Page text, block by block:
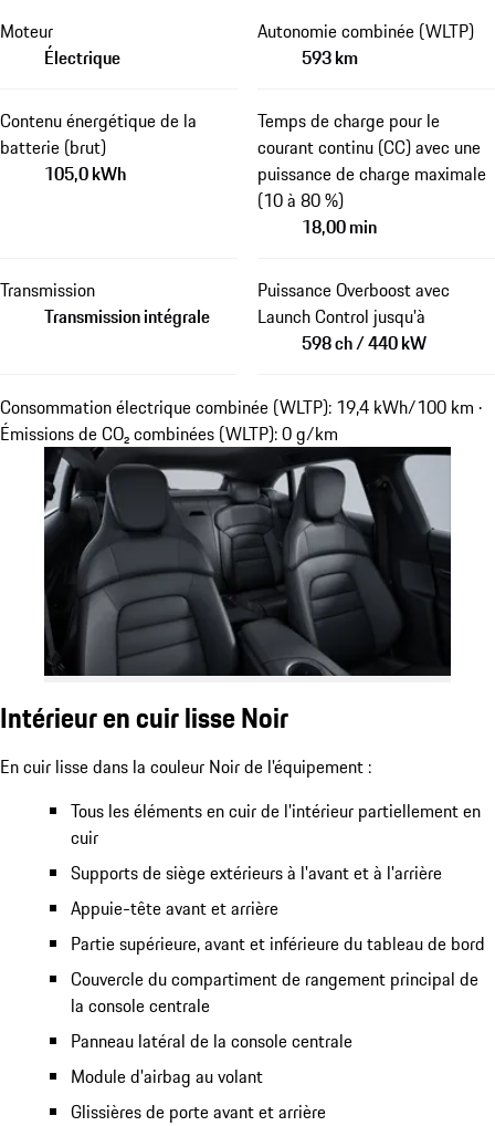
Moteur
Électrique
Autonomie combinée (WLTP)
593 km
Contenu énergétique de la
batterie (brut)
105,0 kWh
Temps de charge pour le
courant continu (CC) avec une
puissance de charge maximale
(10 à 80 %)
18,00 min
Transmission
Transmission intégrale
Puissance Overboost avec
Launch Control jusqu'à
598 ch / 440 kW
Consommation électrique combinée (WLTP): 19,4 kWh/100 km ·
Émissions de CO₂ combinées (WLTP): 0 g/km
Intérieur en cuir lisse Noir
En cuir lisse dans la couleur Noir de l'équipement :
Tous les éléments en cuir de l'intérieur partiellement en
cuir
Supports de siège extérieurs à l'avant et à l'arrière
Appuie-tête avant et arrière
Partie supérieure, avant et inférieure du tableau de bord
Couvercle du compartiment de rangement principal de
la console centrale
Panneau latéral de la console centrale
Module d'airbag au volant
Glissières de porte avant et arrière